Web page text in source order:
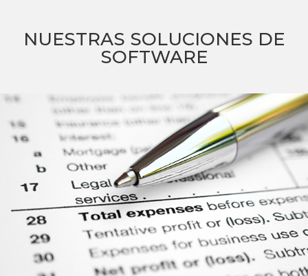
NUESTRAS SOLUCIONES DE
SOFTWARE